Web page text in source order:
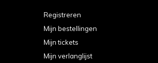
Registreren
Mijn bestellingen
Mijn tickets
Mijn verlanglijst